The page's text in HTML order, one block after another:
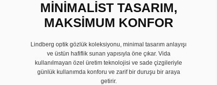
MİNİMALİST TASARIM,
MAKSİMUM KONFOR
Lindberg optik gözlük koleksiyonu, minimal tasarım anlayışı
ve üstün hafiflik sunan yapısıyla öne çıkar. Vida
kullanılmayan özel üretim teknolojisi ve sade çizgileriyle
günlük kullanımda konforu ve zarif bir duruşu bir araya
getirir.